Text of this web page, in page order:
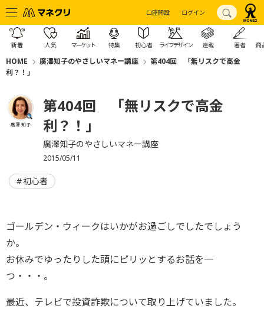
口座開設 ログイン
新着 人気 マーケット 特集 初心者 ライフデザイン 連載 著者 商
HOME 廣澤知子のやさしいマネー講座
第404回 「無リスクで高金
利？！」
廣澤 知子
第404回 「無リスクで高金
利？！」
廣澤知子のやさしいマネー講座
2015/05/11
初心者
ゴールデン・ウィークはいかがお過ごしでしたでしょう
か。
お休みでゆったりした頭にピリッとするお話を一
つ・・・。
最近、テレビで投資詐欺について取り上げていました。